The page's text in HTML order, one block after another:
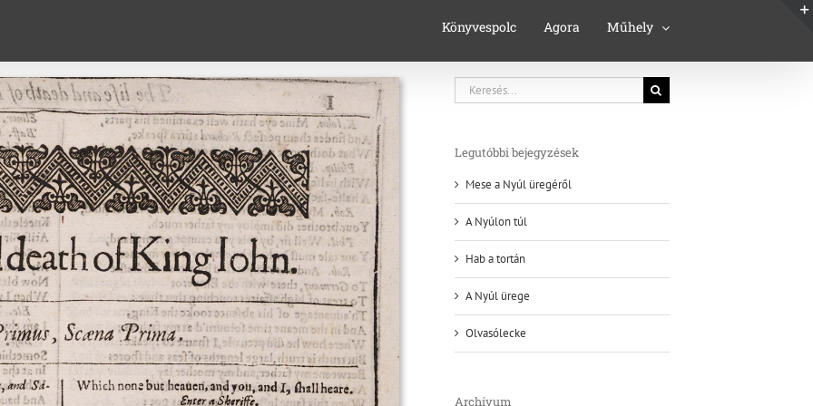
Könyvespolc Agora Műhely
Keresés...
Legutóbbi bejegyzések
Mese a Nyúl üregéről
A Nyúlon túl
Hab a tortán
A Nyúl ürege
Olvasólecke
Archívum